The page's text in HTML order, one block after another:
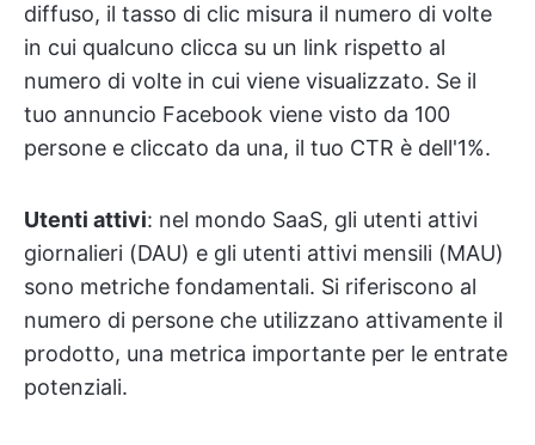
diffuso, il tasso di clic misura il numero di volte
in cui qualcuno clicca su un link rispetto al
numero di volte in cui viene visualizzato. Se il
tuo annuncio Facebook viene visto da 100
persone e cliccato da una, il tuo CTR è dell'1%.
Utenti attivi: nel mondo SaaS, gli utenti attivi
giornalieri (DAU) e gli utenti attivi mensili (MAU)
sono metriche fondamentali. Si riferiscono al
numero di persone che utilizzano attivamente il
prodotto, una metrica importante per le entrate
potenziali.